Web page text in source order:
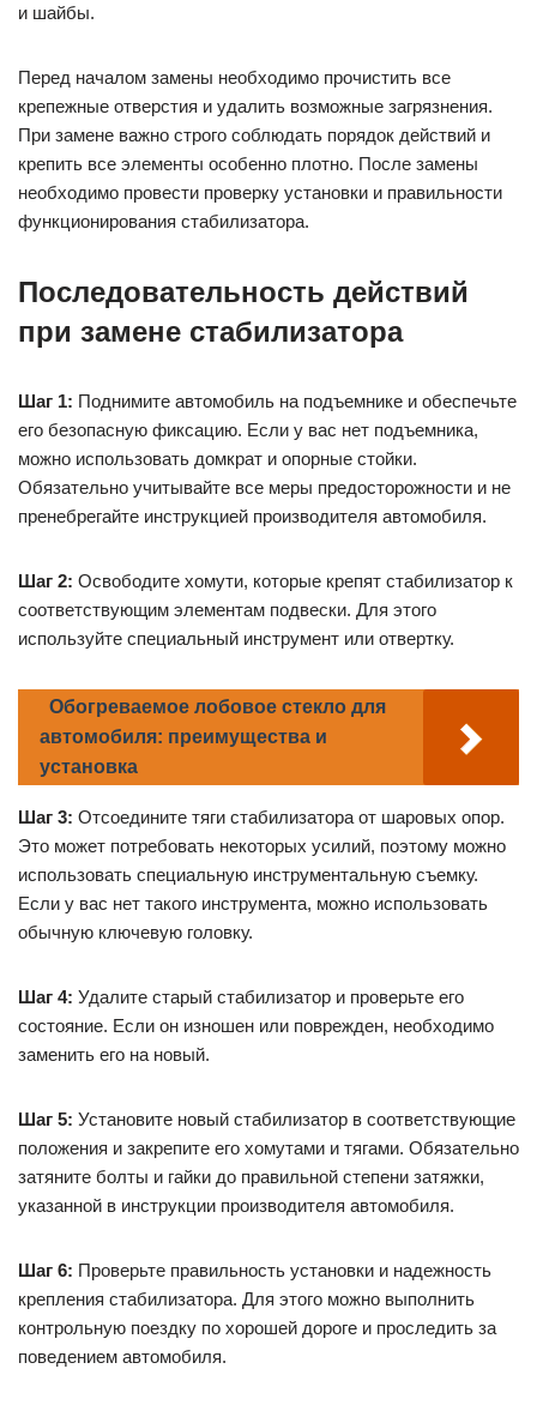
и шайбы.
Перед началом замены необходимо прочистить все
крепежные отверстия и удалить возможные загрязнения.
При замене важно строго соблюдать порядок действий и
крепить все элементы особенно плотно. После замены
необходимо провести проверку установки и правильности
функционирования стабилизатора.
Последовательность действий
при замене стабилизатора
Шаг 1: Поднимите автомобиль на подъемнике и обеспечьте
его безопасную фиксацию. Если у вас нет подъемника,
можно использовать домкрат и опорные стойки.
Обязательно учитывайте все меры предосторожности и не
пренебрегайте инструкцией производителя автомобиля.
Шаг 2: Освободите хомути, которые крепят стабилизатор к
соответствующим элементам подвески. Для этого
используйте специальный инструмент или отвертку.
Обогреваемое лобовое стекло для
автомобиля: преимущества и
установка
Шаг 3: Отсоедините тяги стабилизатора от шаровых опор.
Это может потребовать некоторых усилий, поэтому можно
использовать специальную инструментальную съемку.
Если у вас нет такого инструмента, можно использовать
обычную ключевую головку.
Шаг 4: Удалите старый стабилизатор и проверьте его
состояние. Если он изношен или поврежден, необходимо
заменить его на новый.
Шаг 5: Установите новый стабилизатор в соответствующие
положения и закрепите его хомутами и тягами. Обязательно
затяните болты и гайки до правильной степени затяжки,
указанной в инструкции производителя автомобиля.
Шаг 6: Проверьте правильность установки и надежность
крепления стабилизатора. Для этого можно выполнить
контрольную поездку по хорошей дороге и проследить за
поведением автомобиля.